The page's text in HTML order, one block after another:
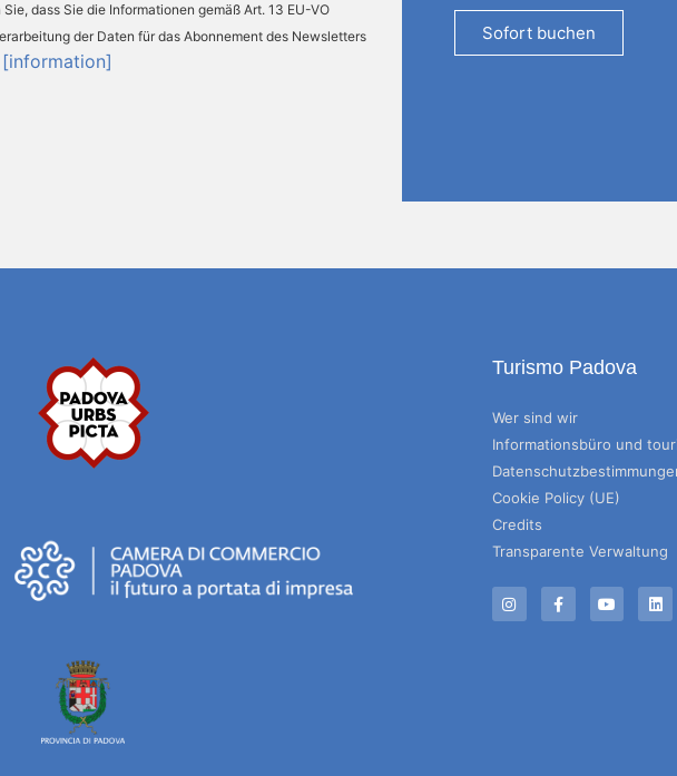
dass Sie die Informationen gemäß Art. 13 EU-VO
der Daten für das Abonnement des Newsletters
[information]
Sofort buchen
Turismo Padova
Wer sind wir
Informationsbüro und
Cookie Policy (UE)
Credits
Transparente Verwaltung